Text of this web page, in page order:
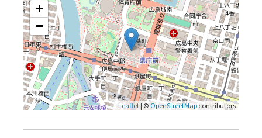
+
−
Leaflet| © OpenStreetMapcontributors